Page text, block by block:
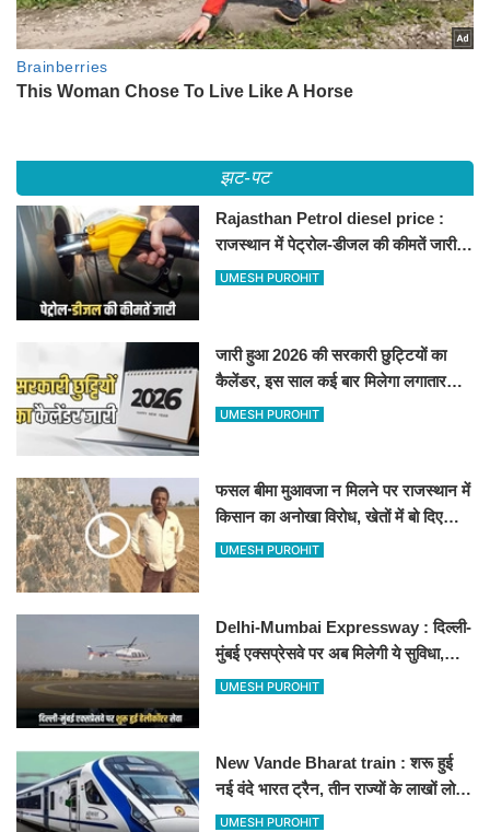
झट-पट
Rajasthan Petrol diesel price :
राजस्थान में पेट्रोल-डीजल की कीमतें जारी,
जानिए बीकानेर समेत पुरे प्रदेश में नए रेट
UMESH PUROHIT
जारी हुआ 2026 की सरकारी छुट्टियों का
कैलेंडर, इस साल कई बार मिलेगा लगातार
अवकाश, देखें
UMESH PUROHIT
फसल बीमा मुआवजा न मिलने पर राजस्थान में
किसान का अनोखा विरोध, खेतों में बो दिए
500-500 रुपए के नोट, वीडियो वायरल
UMESH PUROHIT
Delhi-Mumbai Expressway : दिल्ली-
मुंबई एक्सप्रेसवे पर अब मिलेगी ये सुविधा,
हेलीकॉप्टर सर्विस से तुरंत घायल पहुंचेगा
UMESH PUROHIT
New Vande Bharat train : शरू हुई
नई वंदे भारत ट्रैन, तीन राज्यों के लाखों लोगों
का सफर होगा आसान, देखें पूरा रूटमैप
UMESH PUROHIT